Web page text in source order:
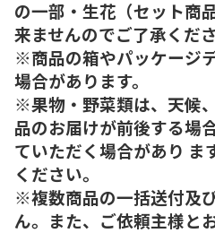
の一部・生花（セット商
来ませんのでご了承くださ
※商品の箱やパッケージ
場合があります。
※果物・野菜類は、天候
品のお届けが前後する場
ていただく場合があり ま
ください。
※複数商品の一括送付及
ん。また、ご依頼主様と